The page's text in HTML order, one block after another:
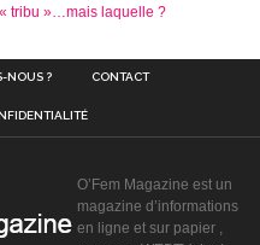
tribu »…mais laquelle ?
NOUS ? CONTACT
O’Fem Magazine est un
magazine d’informations
en ligne et sur papier ,